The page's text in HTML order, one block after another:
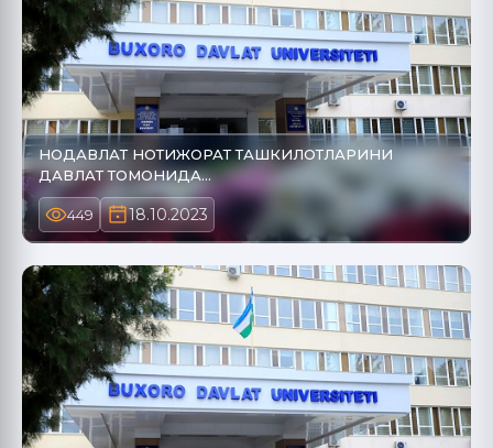
НОДАВЛАТ НОТИЖОРАТ ТАШКИЛОТЛАРИНИ
ДАВЛАТ ТОМОНИДА…
449 18.10.2023